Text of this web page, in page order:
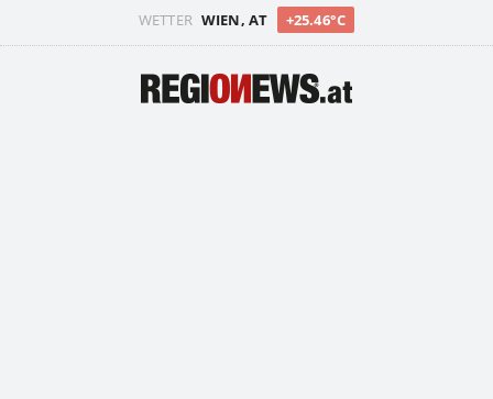
WETTER WIEN, AT +25.46°C